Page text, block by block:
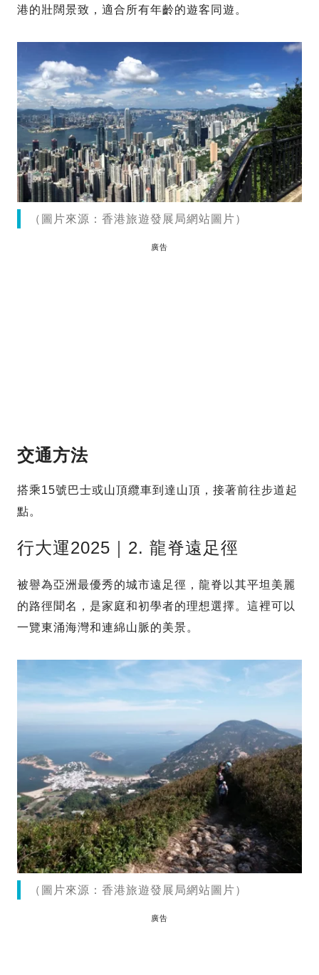
港的壯闊景致，適合所有年齡的遊客同遊。
（圖片來源：香港旅遊發展局網站圖片）
廣告
交通方法
搭乘15號巴士或山頂纜車到達山頂，接著前往步道起
點。
行大運2025｜2. 龍脊遠足徑
被譽為亞洲最優秀的城市遠足徑，龍脊以其平坦美麗
的路徑聞名，是家庭和初學者的理想選擇。這裡可以
一覽東涌海灣和連綿山脈的美景。
（圖片來源：香港旅遊發展局網站圖片）
廣告